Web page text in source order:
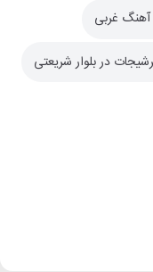
غربی
در بلوار شریعتی